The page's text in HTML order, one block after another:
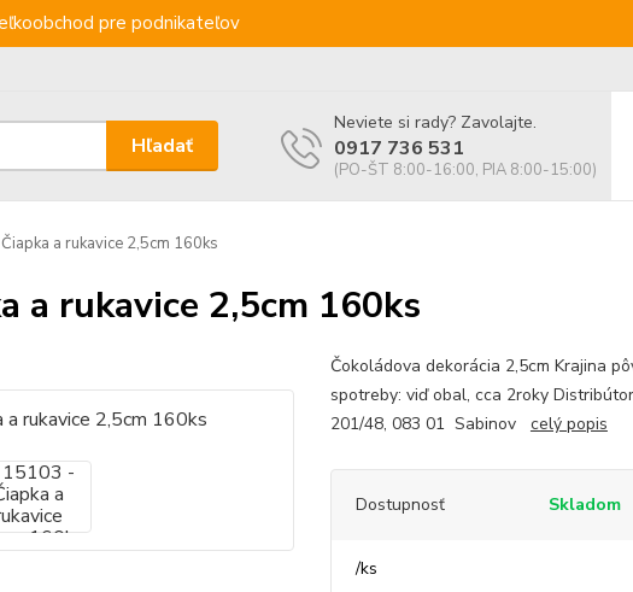
pre podnikateľov
Hľadať
Neviete si rady? Zavolajte.
0917 736 531
(PO-ŠT 8:00-16:00, PIA 8:00-15:00)
a rukavice 2,5cm 160ks
a rukavice 2,5cm 160ks
Čokoládova dekorácia 2,5cm Krajina
spotreby: viď obal, cca 2roky
201/48, 083 01 Sabinov celý popis
Dostupnosť Skladom
/ks